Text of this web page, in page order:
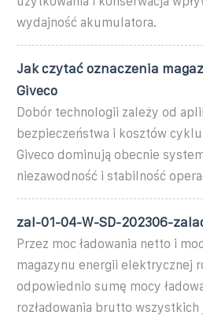
wydajność akumulatora.
Jak czytać oznaczenia
Giveco
Dobór technologii zależy od
bezpieczeństwa i kosztów cyklu
Giveco dominują obecnie
niezawodność i stabilność
zal-01-04-W-SD-202306-
Przez moc ładowania netto i
magazynu energii elektrycznej
odpowiednio sumę mocy
rozładowania brutto